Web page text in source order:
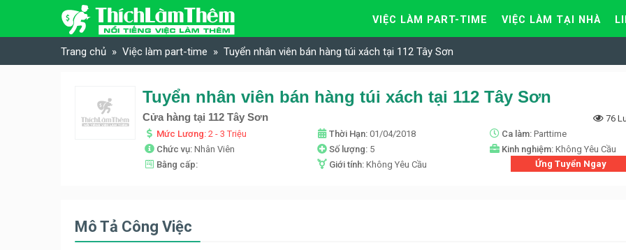
Skip to content
VIỆC LÀM PART-TIME VIỆC LÀM TẠI NHÀ
Trang chủ Việc làm part-time Tuyển nhân viên bán hàng túi xách tại 112 Tây Sơn
Tuyển nhân viên bán hàng túi xách tại 112 Tây Sơn
Cửa hàng tại 112 Tây Sơn
76
Mức Lương: 2 - 3 Triệu Thời Hạn: 01/04/2018 Ca làm: Parttime
Chức vụ: Nhân Viên Số lượng: 5 Kinh nghiệm: Không Yêu Cầu
Bằng cấp:
Giới tính: Không Yêu Cầu Ứng Tuyển Ngay
Mô Tả Công Việc